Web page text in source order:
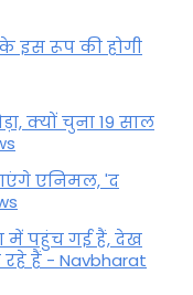
के इस रूप की होगी
क्यों चुना 19 साल
एनिमल, 'द
में पहुंच गई हैं, देख
हैं - Navbharat